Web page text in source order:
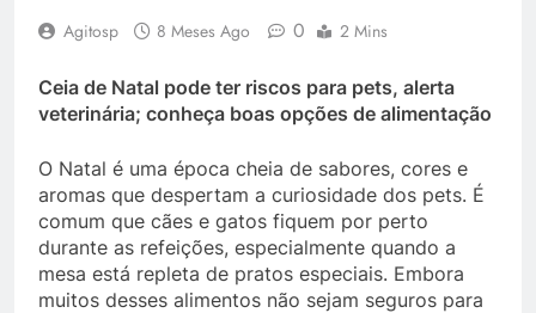
Agitosp 8 Meses Ago 0 2 Mins
Ceia de Natal pode ter riscos para pets, alerta
veterinária; conheça boas opções de alimentação
O Natal é uma época cheia de sabores, cores e
aromas que despertam a curiosidade dos pets. É
comum que cães e gatos fiquem por perto
durante as refeições, especialmente quando a
mesa está repleta de pratos especiais. Embora
muitos desses alimentos não sejam seguros para